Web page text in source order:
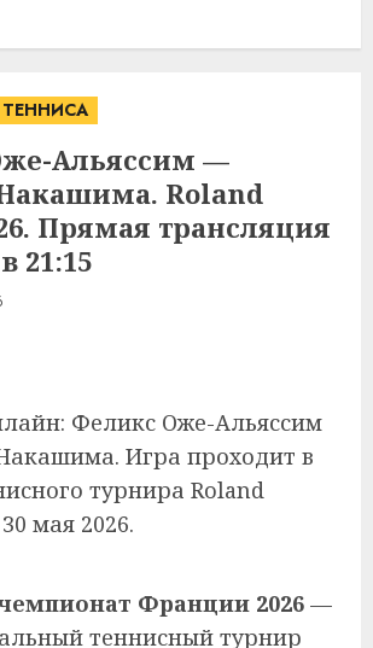
Альяссим —
Roland
Прямая трансляция
21:15
Феликс Оже-Альяссим
Игра проходит в
турнира Roland
мая 2026.
Франции 2026 —
теннисный турнир